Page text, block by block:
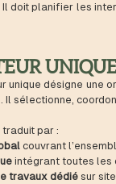
Il doit planifier les
unique désigne une
Il sélectionne,
par :
couvrant
intégrant toutes les
travaux dédié sur